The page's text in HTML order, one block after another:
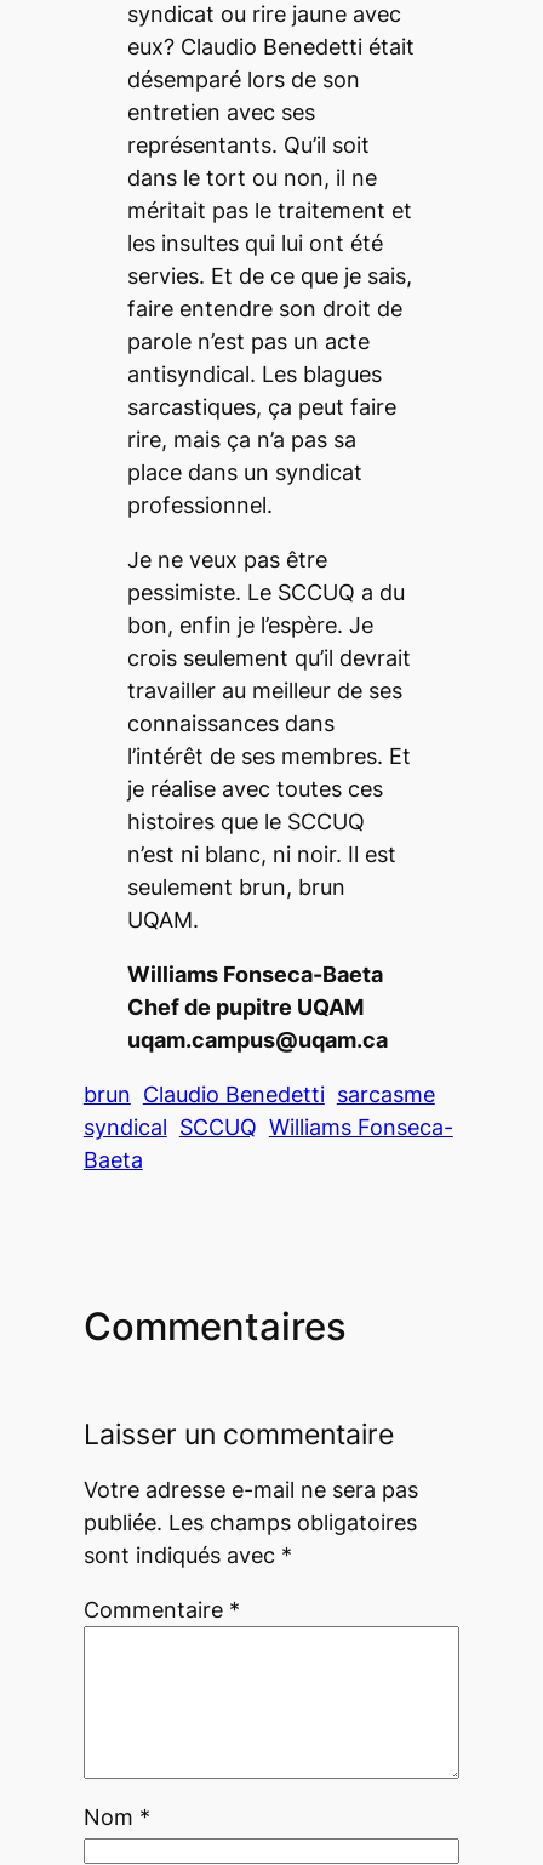
syndicat ou rire jaune avec
eux? Claudio Benedetti était
désemparé lors de son
entretien avec ses
représentants. Qu’il soit
dans le tort ou non, il ne
méritait pas le traitement et
les insultes qui lui ont été
servies. Et de ce que je sais,
faire entendre son droit de
parole n’est pas un acte
antisyndical. Les blagues
sarcastiques, ça peut faire
rire, mais ça n’a pas sa
place dans un syndicat
professionnel.
Je ne veux pas être
pessimiste. Le SCCUQ a du
bon, enfin je l’espère. Je
crois seulement qu’il devrait
travailler au meilleur de ses
connaissances dans
l’intérêt de ses membres. Et
je réalise avec toutes ces
histoires que le SCCUQ
n’est ni blanc, ni noir. Il est
seulement brun, brun
UQAM.
Williams Fonseca-Baeta
Chef de pupitre UQAM
uqam.campus@uqam.ca
brun Claudio Benedetti sarcasme
syndical SCCUQ Williams Fonseca-
Baeta
Commentaires
Laisser un commentaire
Votre adresse e-mail ne sera pas
publiée. Les champs obligatoires
sont indiqués avec *
Commentaire *
Nom *